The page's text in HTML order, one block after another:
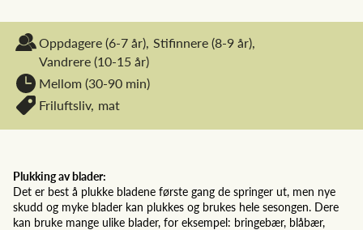
Oppdagere(6-7 år), Stifinnere(8-9 år),
Vandrere(10-15 år)
Mellom (30-90 min)
Friluftsliv, mat
Plukking av blader:
Det er best å plukke bladene første gang de springer ut, men nye
skudd og myke blader kan plukkes og brukes hele sesongen. Dere
kan bruke mange ulike blader, for eksempel: bringebær, blåbær,